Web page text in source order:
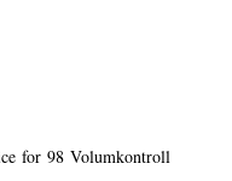
for 98 Volumkontroll